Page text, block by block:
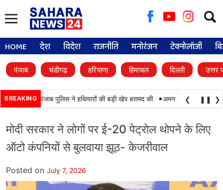
for:
HOME देश विदेश राजनीति मनोरंजन टेक्नोलॉजी
पंजाब चंडीगढ़ हरियाणा हिमाचल दिल्ली उत्तर
BREAKING
BSF और पंजाब पुलिस ने हथियारों की बड़ी खेप बरामद की •अमन अरोड़ा ने शाहकोट हलके
❮ ❚❚ ❯
मोदी सरकार ने लोगों पर ई-20 पेट्रोल थोपने के लिए
ऑटो कंपनियों से बुलवाया झूठ- केजरीवाल
Posted on July 7, 2026